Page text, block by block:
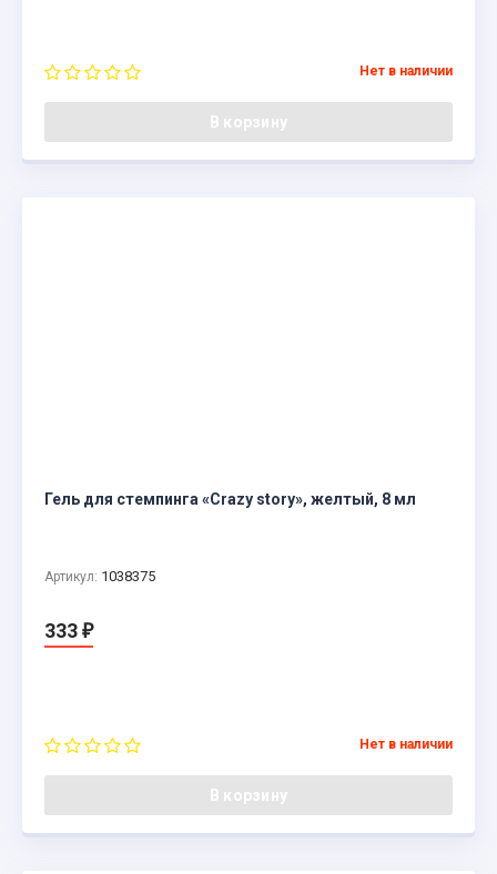
Нет в наличии
В корзину
Гель для стемпинга «Crazy story», желтый, 8 мл
Артикул: 1038375
333 ₽
Нет в наличии
В корзину